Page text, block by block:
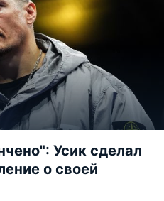
Усик сделал
о своей